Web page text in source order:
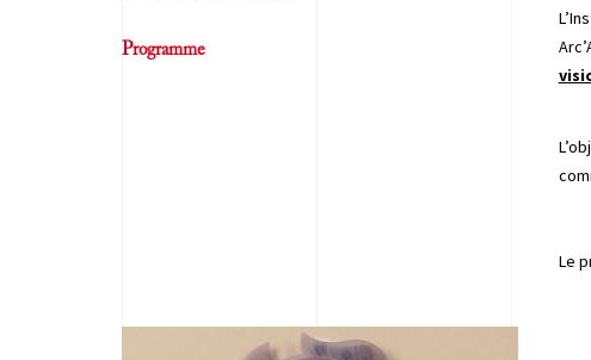
Programme
Le